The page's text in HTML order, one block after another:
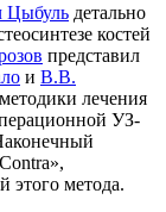
Цыбуль детально
костей
представил
и В.В.
лечения
УЗ-
этого метода.